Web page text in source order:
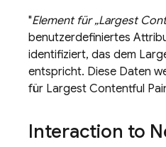
"Element für „Largest
benutzerdefiniertes
identifiziert, das dem
entspricht. Diese Daten
für Largest Contentful
Interaction to